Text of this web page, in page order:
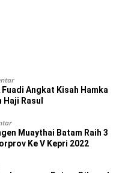
Fuadi Angkat Kisah Hamka
Rasul
Muaythai Batam Raih 3
Ke V Kepri 2022